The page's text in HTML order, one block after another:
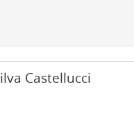
Castellucci